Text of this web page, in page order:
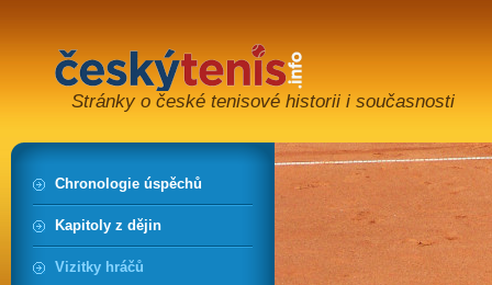
Stránky o české tenisové historii i současnosti
Chronologie úspěchů
Kapitoly z dějin
Vizitky hráčů